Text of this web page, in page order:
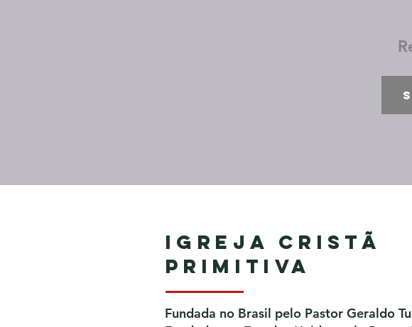
Igreja Cristã
Primitiva
Fundada no Brasil pelo Pastor Geraldo